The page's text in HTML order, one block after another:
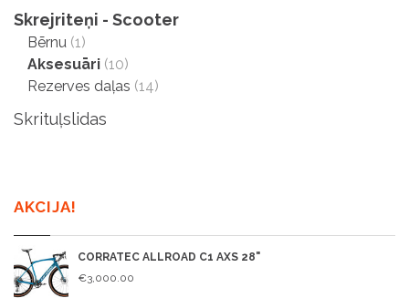
Skrejriteņi - Scooter
Bērnu (1)
Aksesuāri (10)
Rezerves daļas (14)
Skrituļslidas
AKCIJA!
CORRATEC ALLROAD C1 AXS 28"
€3,000.00